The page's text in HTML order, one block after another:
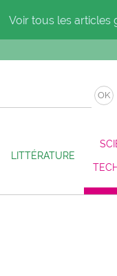
Voir tous les articles
OK
LITTÉRATURE